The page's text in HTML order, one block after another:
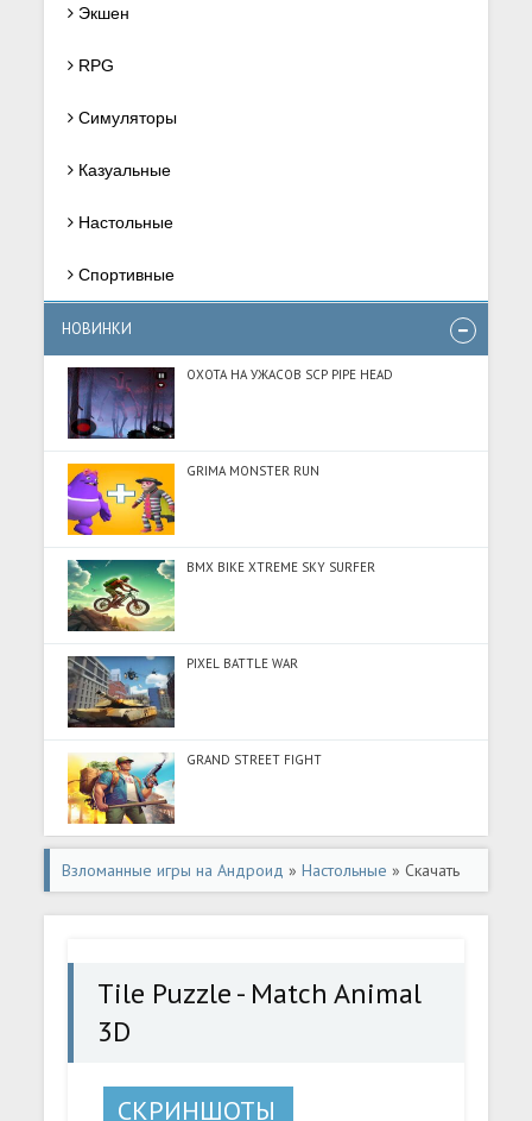
Экшен
RPG
Симуляторы
Казуальные
Настольные
Спортивные
НОВИНКИ
ОХОТА НА УЖАСОВ SCP PIPE HEAD
GRIMA MONSTER RUN
BMX BIKE XTREME SKY SURFER
PIXEL BATTLE WAR
GRAND STREET FIGHT
Взломанные игры на Андроид »Настольные » Скачать
Tile Puzzle - Match Animal 3D (Разблокировано все) на
Tile Puzzle - Match Animal
3D
СКРИНШОТЫ